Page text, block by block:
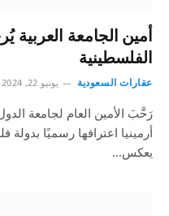
أمين الجامعة العربية
الفلسطينية
عقارات السعودية يونيو 22, 2024
رَحَّبَ الأمين العام لجامعة
أرمينيا اعترافها رسميًا
يعكس…